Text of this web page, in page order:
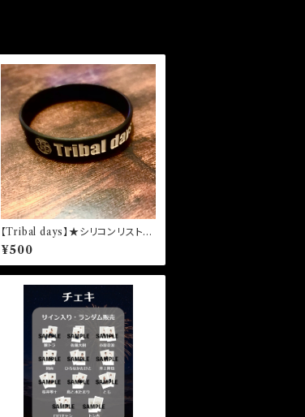
【Tribal days】★シリコンリストバ
ンド
¥500